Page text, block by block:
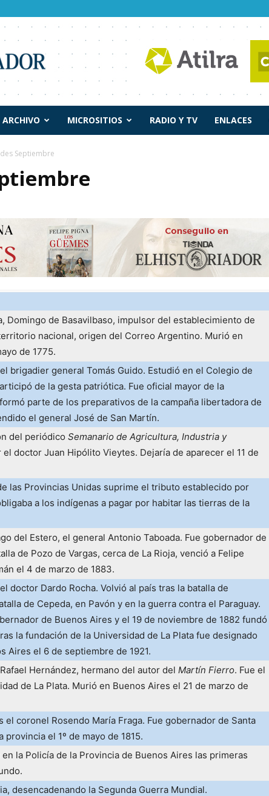
ARCHIVO MICROSITIOS RADIO Y TV ENLACES
Septiembre
Domingo de Basavilbaso, impulsor del establecimiento de
nacional, origen del Correo Argentino. Murió en
de 1775.
brigadier general Tomás Guido. Estudió en el Colegio de
de la gesta patriótica. Fue oficial mayor de la
parte de los preparativos de la campaña libertadora de
el general José de San Martín.
del periódico Semanario de Agricultura, Industria y
el doctor Juan Hipólito Vieytes. Dejaría de aparecer el 11 de
las Provincias Unidas suprime el tributo establecido por
a los indígenas a pagar por habitar las tierras de la
del Estero, el general Antonio Taboada. Fue gobernador de
de Pozo de Vargas, cerca de La Rioja, venció a Felipe
el 4 de marzo de 1883.
doctor Dardo Rocha. Volvió al país tras la batalla de
de Cepeda, en Pavón y en la guerra contra el Paraguay.
de Buenos Aires y el 19 de noviembre de 1882 fundó
la fundación de la Universidad de La Plata fue designado
Aires el 6 de septiembre de 1921.
Hernández, hermano del autor del Martín Fierro. Fue el
de La Plata. Murió en Buenos Aires el 21 de marzo de
el coronel Rosendo María Fraga. Fue gobernador de Santa
provincia el 1º de mayo de 1815.
la Policía de la Provincia de Buenos Aires las primeras
desencadenando la Segunda Guerra Mundial.